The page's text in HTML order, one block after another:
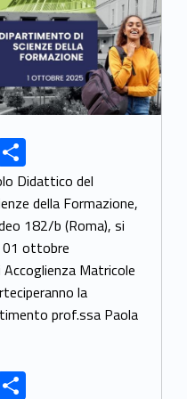
S
h
ar
e
Didattico del
della Formazione,
182/b (Roma), si
01 ottobre
Matricole
la
prof.ssa Paola
S